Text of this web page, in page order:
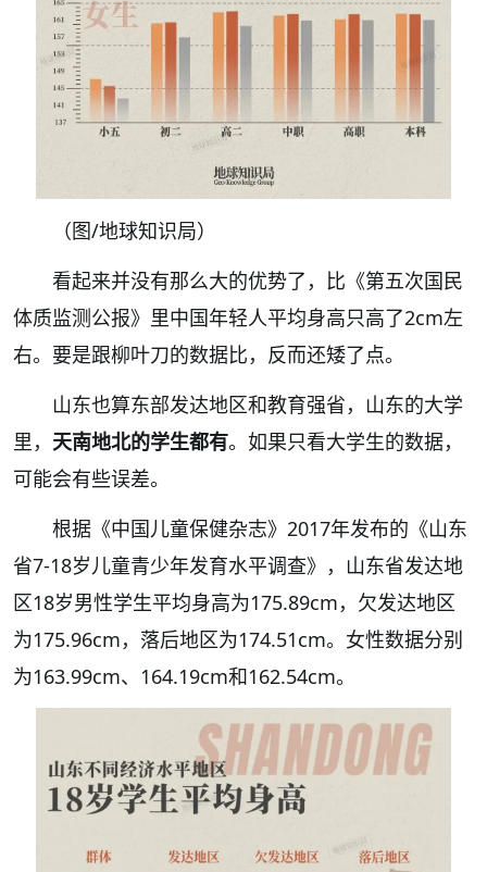
（图/地球知识局）
看起来并没有那么大的优势了，比《第五次国民
体质监测公报》里中国年轻人平均身高只高了2cm左
右。要是跟柳叶刀的数据比，反而还矮了点。
山东也算东部发达地区和教育强省，山东的大学
里， 天南地北的学生都有。如果只看大学生的数据，
可能会有些误差。
根据《中国儿童保健杂志》2017年发布的《山东
省7-18岁儿童青少年发育水平调查》，山东省发达地
区18岁男性学生平均身高为175.89cm，欠发达地区
为175.96cm，落后地区为174.51cm。女性数据分别
为163.99cm、164.19cm和162.54cm。